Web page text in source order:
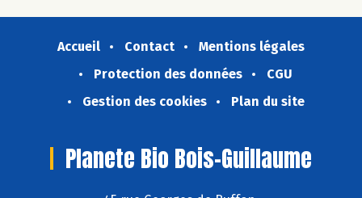
Accueil Contact
Mentions légales
Protection des données
CGU
Gestion des cookies
Plan du site
Planete Bio Bois-Guillaume